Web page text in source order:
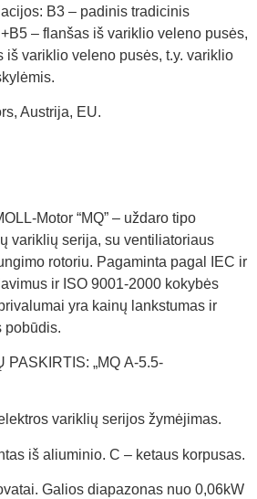
B3 – padinis tradicinis
– flanšas iš variklio veleno pusės,
iš variklio veleno pusės, t.y. variklio
Austrija, EU.
Motor “MQ” – uždaro tipo
variklių serija, su ventiliatoriaus
rotoriu. Pagaminta pagal IEC ir
ir ISO 9001-2000 kokybės
yra kainų lankstumas ir
pobūdis.
PASKIRTIS: „MQ A-5.5-
variklių serijos žymėjimas.
iš aliuminio. C – ketaus korpusas.
Galios diapazonas nuo 0,06kW